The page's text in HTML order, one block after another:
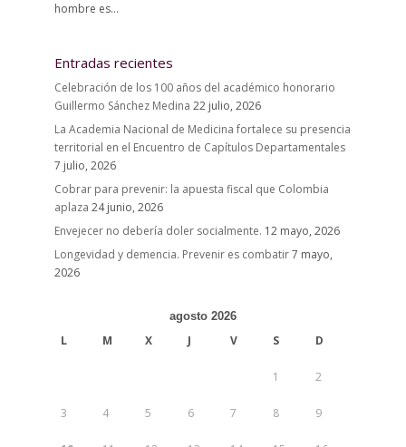
hombre es...
Entradas recientes
Celebración de los 100 años del académico honorario
Guillermo Sánchez Medina 22 julio, 2026
La Academia Nacional de Medicina fortalece su presencia
territorial en el Encuentro de Capítulos Departamentales
7 julio, 2026
Cobrar para prevenir: la apuesta fiscal que Colombia
aplaza 24 junio, 2026
Envejecer no debería doler socialmente. 12 mayo, 2026
Longevidad y demencia. Prevenir es combatir7 mayo,
2026
agosto 2026
L M X J V S D
1 2
3 4 5 6 7 8 9